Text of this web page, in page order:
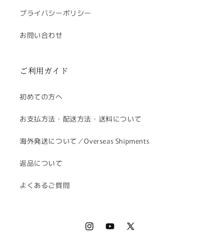
プライバシーポリシー
お問い合わせ
ご利用ガイド
初めての方へ
お支払方法・配送方法・送料について
海外発送について／Overseas Shipments
返品について
よくあるご質問
InstagramYouTubeX (Twitter)